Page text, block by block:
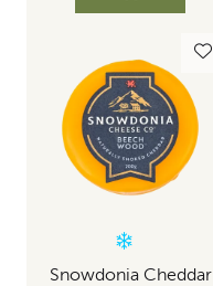
Snowdonia Cheddar